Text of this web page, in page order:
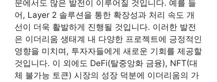
문에서도 많은 발전이 이루어질 것입니다. 예를 들
어, Layer 2 솔루션을 통한 확장성과 처리 속도 개
선이 더욱 활발하게 진행될 것입니다. 이러한 발전
은 이더리움 생태계 내 다양한 프로젝트에 긍정적인
영향을 미치며, 투자자들에게 새로운 기회를 제공할
것입니다. 이 외에도 DeFi(탈중앙화 금융), NFT(대
체 불가능 토큰) 시장의 성장 덕분에 이더리움의 가